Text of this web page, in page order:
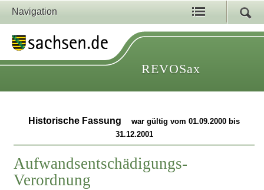
Navigation
REVOSax
Historische Fassung
war gültig vom 01.09.2000 bis
31.12.2001
Aufwandsentschädigungs-
Verordnung